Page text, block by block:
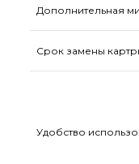
Дополнительная
Срок замены
Удобство